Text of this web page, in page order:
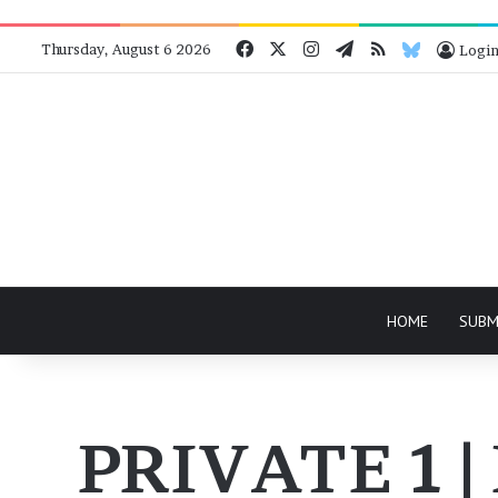
Thursday, August 6 2026 FacebookInstagram
Telegram
RSS Bluesky
Login
HOME
PRIVATE 1